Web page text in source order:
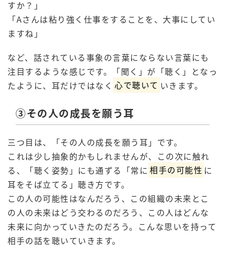
すか？」
「Aさんは粘り強く仕事をすることを、大事にしてい
ますね」
など、話されている事象の言葉にならない言葉にも
注目するような感じです。「聞く」が「聴く」となっ
たように、耳だけではなく 心で聴いて いきます。
③その人の成長を願う耳
三つ目は、「その人の成長を願う耳」です。
これは少し抽象的かもしれませんが、この次に触れ
る、「聴く姿勢」にも通ずる「常に 相手の可能性 に
耳をそば立てる」聴き方です。
この人の可能性はなんだろう、この組織の未来とこ
の人の未来はどう交わるのだろう、この人はどんな
未来に向かっていきたのだろう。こんな思いを持って
相手の話を聴いていきます。